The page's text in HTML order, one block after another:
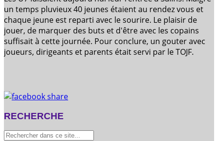
un temps pluvieux 40 jeunes étaient au rendez vous et
chaque jeune est reparti avec le sourire. Le plaisir de
jouer, de marquer des buts et d'être avec les copains
suffisait à cette journée. Pour conclure, un gouter avec
joueurs, dirigeants et parents était servi par le TOJF.
RECHERCHE